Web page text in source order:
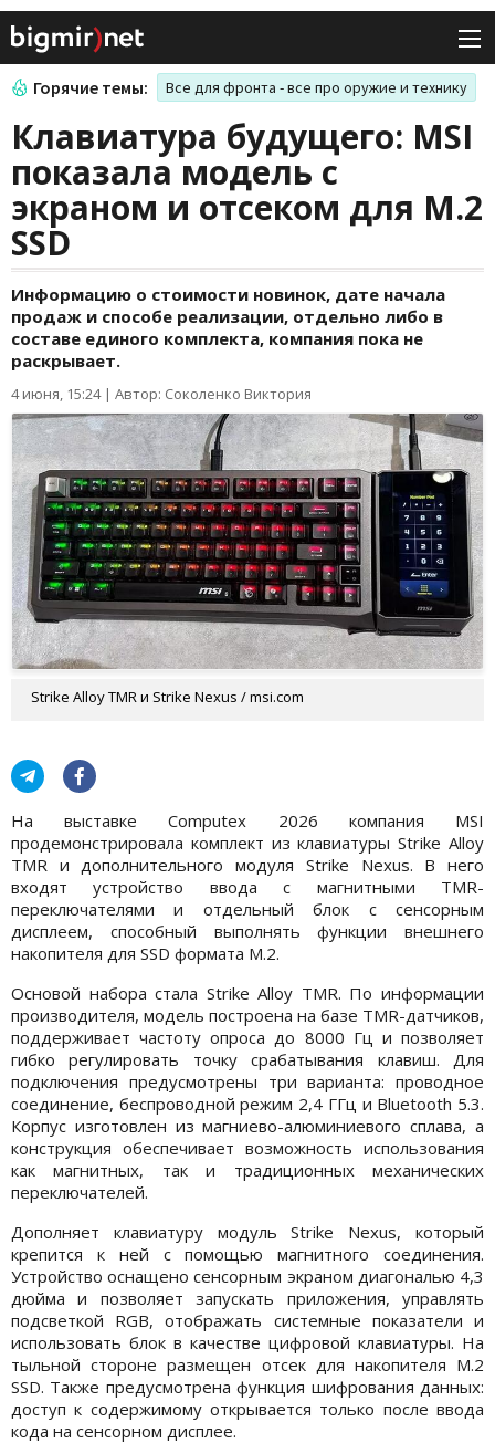
Горячие темы: Все для фронта - все про оружие и технику
Клавиатура будущего: MSI
показала модель с
экраном и отсеком для M.2
SSD
Информацию о стоимости новинок, дате начала
продаж и способе реализации, отдельно либо в
составе единого комплекта, компания пока не
раскрывает.
4 июня, 15:24| Автор: Соколенко Виктория
Strike Alloy TMR и Strike Nexus / msi.com
На выставке Computex 2026 компания MSI
продемонстрировала комплект из клавиатуры Strike Alloy
TMR и дополнительного модуля Strike Nexus. В него
входят устройство ввода с магнитными TMR-
переключателями и отдельный блок с сенсорным
дисплеем, способный выполнять функции внешнего
накопителя для SSD формата M.2.
Основой набора стала Strike Alloy TMR. По информации
производителя, модель построена на базе TMR-датчиков,
поддерживает частоту опроса до 8000 Гц и позволяет
гибко регулировать точку срабатывания клавиш. Для
подключения предусмотрены три варианта: проводное
соединение, беспроводной режим 2,4 ГГц и Bluetooth 5.3.
Корпус изготовлен из магниево-алюминиевого сплава, а
конструкция обеспечивает возможность использования
как магнитных, так и традиционных механических
переключателей.
Дополняет клавиатуру модуль Strike Nexus, который
крепится к ней с помощью магнитного соединения.
Устройство оснащено сенсорным экраном диагональю 4,3
дюйма и позволяет запускать приложения, управлять
подсветкой RGB, отображать системные показатели и
использовать блок в качестве цифровой клавиатуры. На
тыльной стороне размещен отсек для накопителя M.2
SSD. Также предусмотрена функция шифрования данных:
доступ к содержимому открывается только после ввода
кода на сенсорном дисплее.